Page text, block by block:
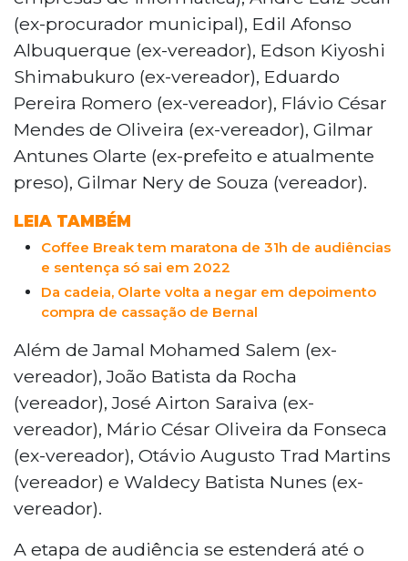
(ex-procurador municipal), Edil Afonso
Albuquerque (ex-vereador), Edson Kiyoshi
Shimabukuro (ex-vereador), Eduardo
Pereira Romero (ex-vereador), Flávio César
Mendes de Oliveira (ex-vereador), Gilmar
Antunes Olarte (ex-prefeito e atualmente
preso), Gilmar Nery de Souza (vereador).
LEIA TAMBÉM
Coffee Break tem maratona de 31h de audiências
e sentença só sai em 2022
Da cadeia, Olarte volta a negar em depoimento
compra de cassação de Bernal
Além de Jamal Mohamed Salem (ex-
vereador), João Batista da Rocha
(vereador), José Airton Saraiva (ex-
vereador), Mário César Oliveira da Fonseca
(ex-vereador), Otávio Augusto Trad Martins
(vereador) e Waldecy Batista Nunes (ex-
vereador).
A etapa de audiência se estenderá até o